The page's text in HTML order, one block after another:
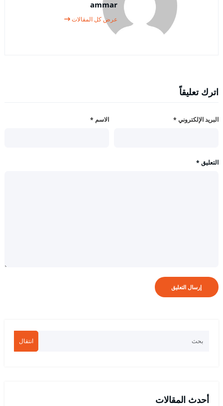
ammar
عرض كل المقالات
اترك تعليقاً
الاسم * البريد الإلكتروني *
التعليق *
انتقال
أحدث المقالات